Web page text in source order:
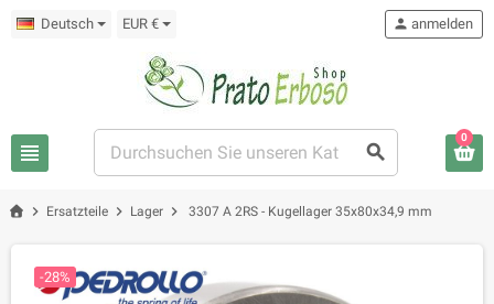
Deutsch EUR €
view_headline search
person anmelden
0
chevron_right Ersatzteile chevron_right Lager chevron_right 3307 A 2RS - Kugellager 35x80x34,9 mm
-28%